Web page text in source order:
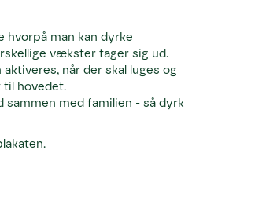
hvorpå man kan dyrke
vækster tager sig ud.
når der skal luges og
til hovedet.
sammen med familien - så dyrk